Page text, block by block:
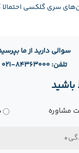
سری گلکسی احتمالا
سوالی دارید از ما
تلفن: ۸۴۳۶۳۰۰۰-۰۲۱
باشید
مشاوره